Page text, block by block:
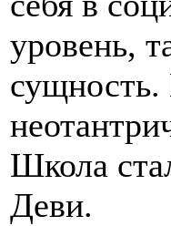
уровень,
сущность.
Школа
Деви.